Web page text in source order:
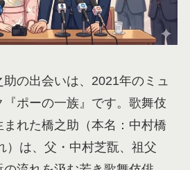
の出会いは、2021年のミュ
ポーの一族』です。歌舞伎
れた橋之助（本名：中村橋
）は、父・中村芝翫、祖父